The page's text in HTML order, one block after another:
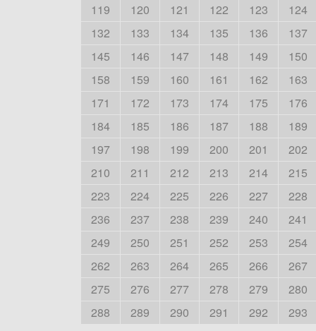
119
120 121 122 123
124
132
133 134 135 136
137
145
146 147 148 149
150
158
159 160 161 162
163
171
172 173 174 175
176
184
185 186 187 188
189
197
198 199 200 201
202
210
211 212 213 214
215
223
224 225 226 227
228
236
237 238 239 240
241
249
250 251 252 253
254
262
263 264 265 266
267
275
276 277 278 279
280
288
289 290 291 292 293